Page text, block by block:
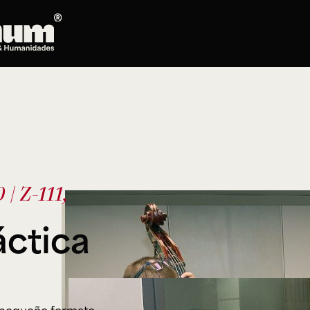
Maestría en Humanidades Digitales
Maestría en Música
Maestría en Patrimonio Cultural
Maestría en Periodismo
| Z-111,